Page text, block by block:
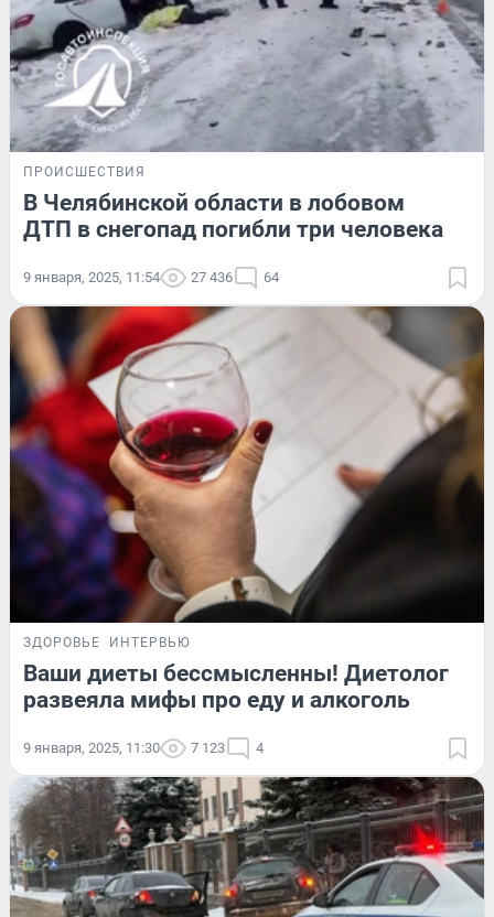
ПРОИСШЕСТВИЯ
В Челябинской области в лобовом
ДТП в снегопад погибли три человека
9 января, 2025, 11:54 27 436 64
ЗДОРОВЬЕ ИНТЕРВЬЮ
Ваши диеты бессмысленны! Диетолог
развеяла мифы про еду и алкоголь
9 января, 2025, 11:30 7 123 4